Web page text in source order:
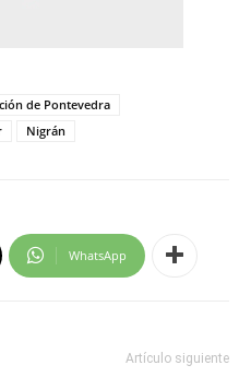
de Pontevedra
Nigrán
WhatsApp
Artículo siguiente